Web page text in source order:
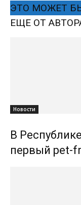
ЭТО МОЖЕТ
ЕЩЕ ОТ
Новости
В
первый pet-